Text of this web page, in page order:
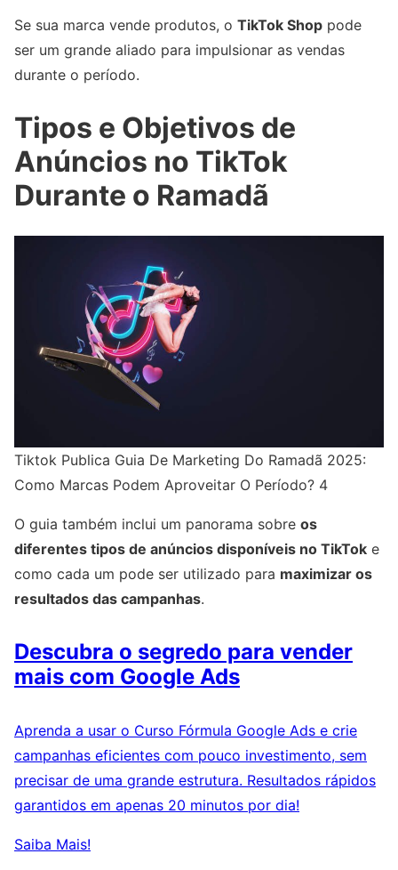
Se sua marca vende produtos, o TikTok Shop pode
ser um grande aliado para impulsionar as vendas
durante o período.
Tipos e Objetivos de
Anúncios no TikTok
Durante o Ramadã
Tiktok Publica Guia De Marketing Do Ramadã 2025:
Como Marcas Podem Aproveitar O Período? 4
O guia também inclui um panorama sobre os
diferentes tipos de anúncios disponíveis no TikTok e
como cada um pode ser utilizado para maximizar os
resultados das campanhas.
Descubra o segredo para vender
mais com Google Ads
Aprenda a usar o Curso Fórmula Google Ads e crie
campanhas eficientes com pouco investimento, sem
precisar de uma grande estrutura. Resultados rápidos
garantidos em apenas 20 minutos por dia!
Saiba Mais!